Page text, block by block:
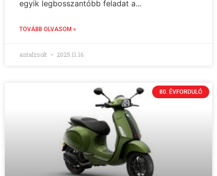
egyik legbosszantóbb feladat a...
TOVÁBB OLVASOM »
antalzsolt 2025.11.16.
80. ÉVFORDULÓ